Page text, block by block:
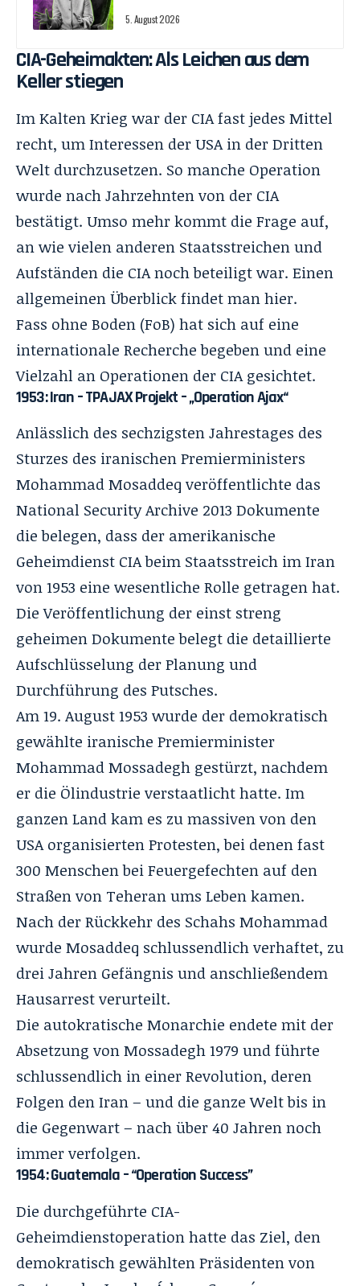
5. August 2026
CIA-Geheimakten: Als Leichen aus dem
Keller stiegen
Im Kalten Krieg war der CIA fast jedes Mittel
recht, um Interessen der USA in der Dritten
Welt durchzusetzen. So manche Operation
wurde nach Jahrzehnten von der CIA
bestätigt. Umso mehr kommt die Frage auf,
an wie vielen anderen Staatsstreichen und
Aufständen die CIA noch beteiligt war. Einen
allgemeinen Überblick findet manhier.
Fass ohne Boden (FoB) hat sich auf eine
internationale Recherche begeben und eine
Vielzahl an Operationen der CIAgesichtet.
1953: Iran – TPAJAX Projekt – „Operation Ajax“
Anlässlich des sechzigsten Jahrestages des
Sturzes des iranischen Premierministers
Mohammad Mosaddeq veröffentlichte das
National Security Archive 2013 Dokumente
die belegen, dass der amerikanische
Geheimdienst CIA beim Staatsstreich im Iran
von 1953 eine wesentliche Rolle getragen hat.
Die Veröffentlichung der einst streng
geheimen Dokumente belegt die detaillierte
Aufschlüsselung der Planung und
Durchführung des Putsches.
Am 19. August 1953 wurde der demokratisch
gewählte iranische Premierminister
Mohammad Mossadegh gestürzt, nachdem
er die Ölindustrie verstaatlicht hatte. Im
ganzen Land kam es zu massiven von den
USA organisierten Protesten, bei denen fast
300 Menschen bei Feuergefechten auf den
Straßen von Teheran ums Leben kamen.
Nach der Rückkehr des Schahs Mohammad
wurde Mosaddeq schlussendlich verhaftet, zu
drei Jahren Gefängnis und anschließendem
Hausarrest verurteilt.
Die autokratische Monarchie endete mit der
Absetzung von Mossadegh 1979 und führte
schlussendlich in einer Revolution, deren
Folgen den Iran – und die ganze Welt bis in
die Gegenwart – nach über 40 Jahren noch
immer verfolgen.
1954: Guatemala – “Operation Success”
Die durchgeführte CIA-
Geheimdienstoperationhatte das Ziel, den
demokratisch gewählten Präsidenten von